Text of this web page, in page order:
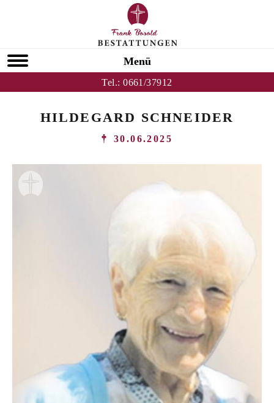
Menü
Tel.:0661/37912
HILDEGARD SCHNEIDER
30.06.2025